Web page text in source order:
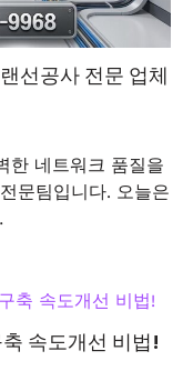
선공사 전문 업체
한 네트워크 품질을
문팀입니다. 오늘은
속도개선 비법!